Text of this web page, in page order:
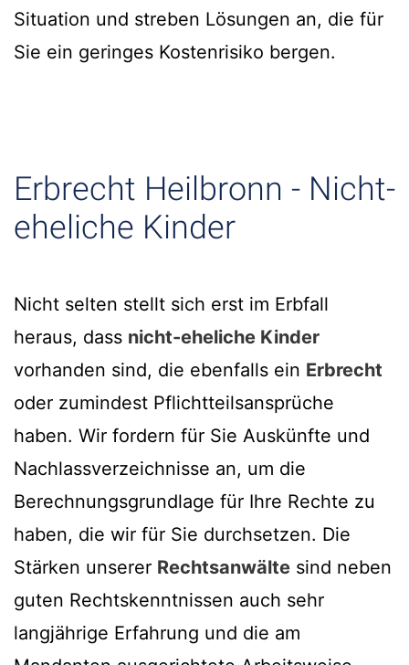
Situation und streben Lösungen an, die für
Sie ein geringes Kostenrisiko bergen.
Erbrecht Heilbronn - Nicht-
eheliche Kinder
Nicht selten stellt sich erst im Erbfall
heraus, dass nicht-eheliche Kinder
vorhanden sind, die ebenfalls ein Erbrecht
oder zumindest Pflichtteilsansprüche
haben. Wir fordern für Sie Auskünfte und
Nachlassverzeichnisse an, um die
Berechnungsgrundlage für Ihre Rechte zu
haben, die wir für Sie durchsetzen. Die
Stärken unserer Rechtsanwälte sind neben
guten Rechtskenntnissen auch sehr
langjährige Erfahrung und die am